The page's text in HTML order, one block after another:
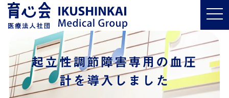
t
o
l
n
a
v
i
起立性調節障害専用の血圧
計を導入しました